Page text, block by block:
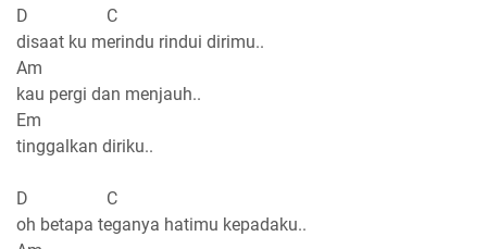
D C
disaat ku merindu rindui dirimu..
Am
kau pergi dan menjauh..
Em
tinggalkan diriku..
D C
oh betapa teganya hatimu kepadaku..